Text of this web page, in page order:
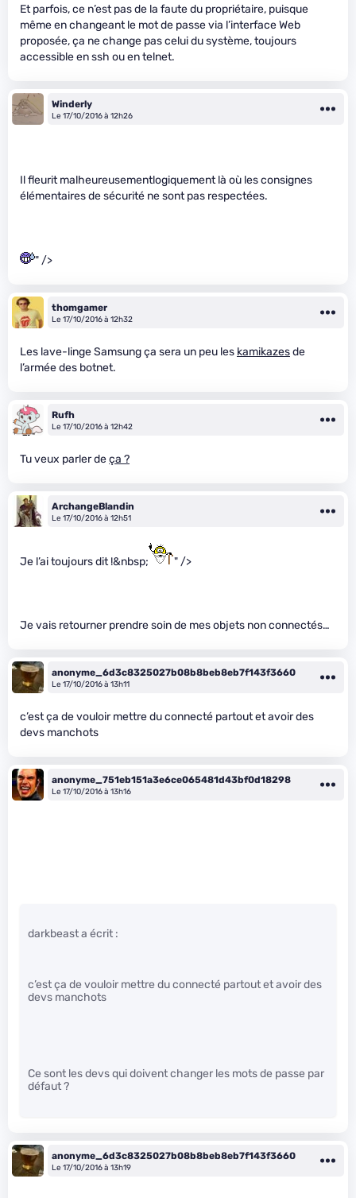
Et parfois, ce n’est pas de la faute du propriétaire, puisque
même en changeant le mot de passe via l’interface Web
proposée, ça ne change pas celui du système, toujours
accessible en ssh ou en telnet.
Winderly
Le 17/10/2016 à 12h26
Il fleurit malheureusementlogiquement là où les consignes
élémentaires de sécurité ne sont pas respectées.
" />
thomgamer
Le 17/10/2016 à 12h32
Les lave-linge Samsung ça sera un peu les kamikazesde
l’armée des botnet.
Rufh
Le 17/10/2016 à 12h42
Tu veux parler deça ?
ArchangeBlandin
Le 17/10/2016 à 12h51
Je l’ai toujours dit !&nbsp; " />
Je vais retourner prendre soin de mes objets non connectés…
anonyme_6d3c8325027b08b8beb8eb7f143f3660
Le 17/10/2016 à 13h11
c’est ça de vouloir mettre du connecté partout et avoir des
devs manchots
anonyme_751eb151a3e6ce065481d43bf0d18298
Le 17/10/2016 à 13h16
darkbeast a écrit :
c’est ça de vouloir mettre du connecté partout et avoir des
devs manchots
Ce sont les devs qui doivent changer les mots de passe par
défaut ?
anonyme_6d3c8325027b08b8beb8eb7f143f3660
Le 17/10/2016 à 13h19